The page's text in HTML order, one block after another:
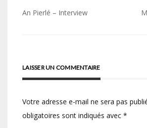
Navigation
An Pierlé – Interview
LAISSER UN COMMENTAIRE
Votre adresse e-mail ne sera pas
obligatoires sont indiqués avec *